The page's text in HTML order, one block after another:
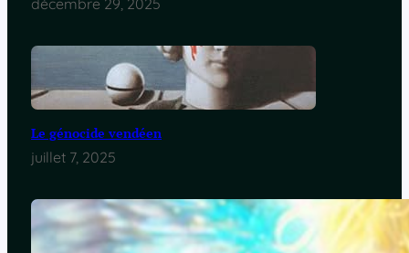
décembre 29, 2025
Le génocide vendéen
juillet 7, 2025